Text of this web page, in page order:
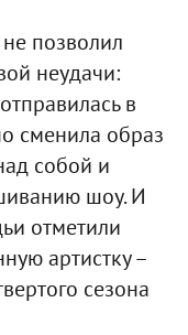
позволил
неудачи:
в
сменила образ
собой и
шоу. И
отметили
артистку –
сезона